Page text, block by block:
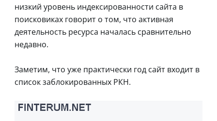
низкий уровень индексированности сайта в
поисковиках говорит о том, что активная
деятельность ресурса началась сравнительно
недавно.
Заметим, что уже практически год сайт входит в
список заблокированных РКН.